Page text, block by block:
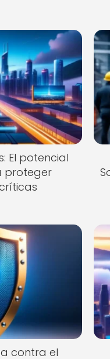
El potencial
proteger
contra el